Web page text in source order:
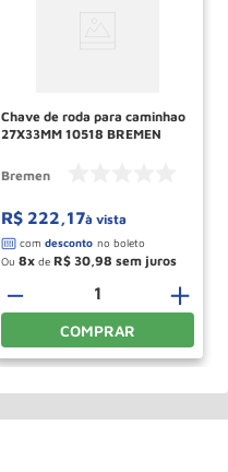
Chave de roda para caminhao
27X33MM 10518 BREMEN
Bremen
R$ 222,17à vista
Ou 8 de R$ 30,98
＋
－
COMPRAR